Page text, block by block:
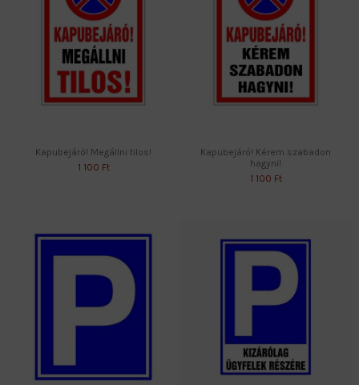
Kapubejáró! Megállni tilos!
1 100 Ft
Kapubejáró! Kérem szabadon
hagyni!
1 100 Ft